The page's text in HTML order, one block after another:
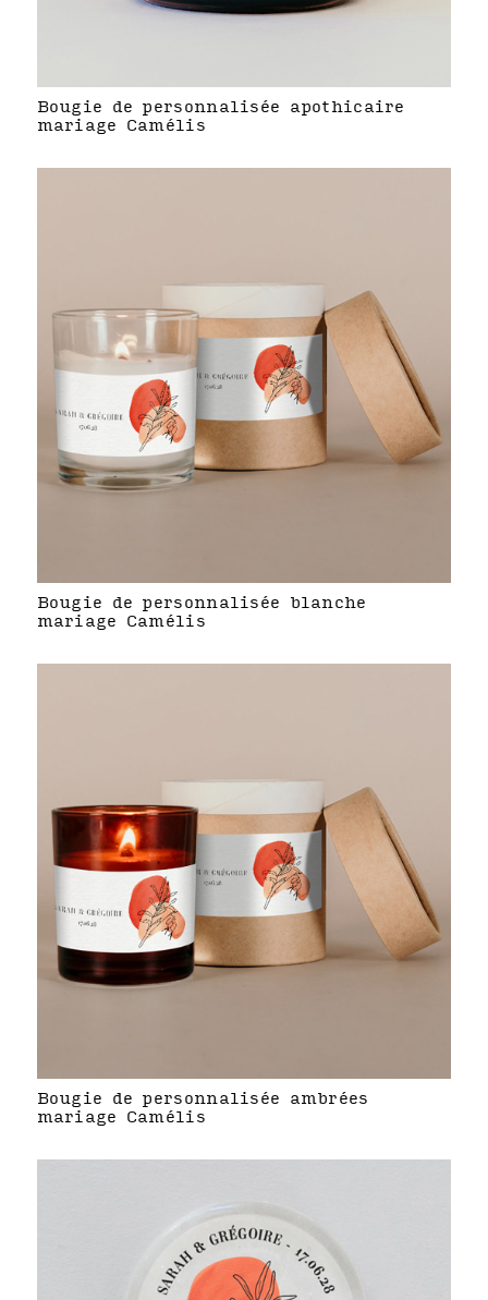
Bougie de personnalisée apothicaire
mariage Camélis
Bougie de personnalisée blanche
mariage Camélis
Bougie de personnalisée ambrées
mariage Camélis